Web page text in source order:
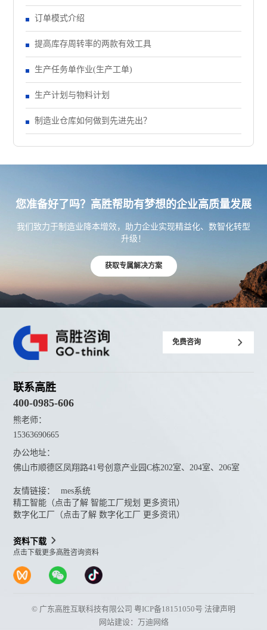
订单模式介绍
提高库存周转率的两款有效工具
生产任务单作业(生产工单)
生产计划与物料计划
制造业仓库如何做到先进先出？
您准备好了吗？高胜帮助有梦想的企业高质量发展
我们致力于制造业降本增效，助力企业实现精益化、数智化转型
升级！
获取专属解决方案
免费咨询
联系高胜
400-0985-606
熊老师：
15363690665
办公地址：
佛山市顺德区凤翔路41号创意产业园C栋202室、204室、206室
友情链接：
mes系统
精工智能（点击了解 智能工厂规划 更多资讯）
数字化工厂（点击了解 数字化工厂 更多资讯）
资料下载
点击下载更多高胜咨询资料
© 广东高胜互联科技有限公司 粤ICP备18151050号 法律声明
网站建设：万迪网络